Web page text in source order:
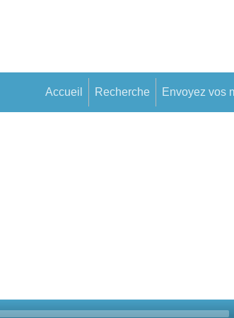
Accueil Recherche Envoyez vos